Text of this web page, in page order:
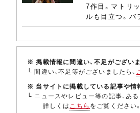
7作目。マトリ
ルも目立つ。
※ 掲載情報に間違い、不足がござい
└ 間違い、不足等がございましたら、
※ 当サイトに掲載している記事や情
└ ニュースやレビュー等の記事、あ
詳しくは こちら をご覧ください。